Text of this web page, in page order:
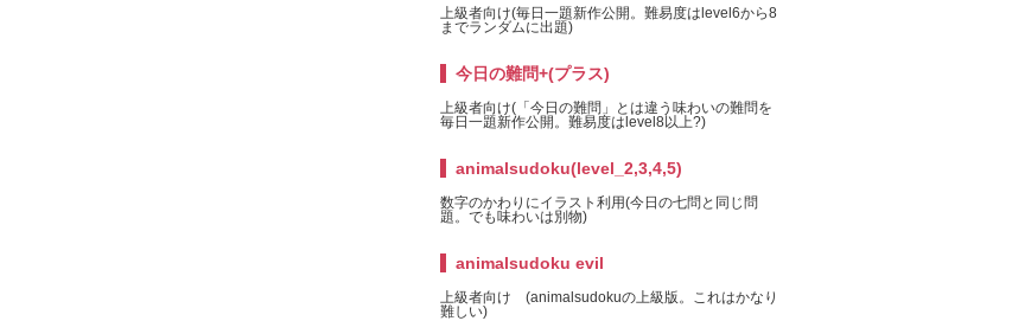
上級者向け(毎日一題新作公開。難易度はlevel6から8
までランダムに出題)
今日の難問+(プラス)
上級者向け(「今日の難問」とは違う味わいの難問を
毎日一題新作公開。難易度はlevel8以上?)
animalsudoku(level_2,3,4,5)
数字のかわりにイラスト利用(今日の七問と同じ問
題。でも味わいは別物)
animalsudoku evil
上級者向け (animalsudokuの上級版。これはかなり
難しい)